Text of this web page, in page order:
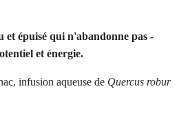
et épuisé qui n'abandonne pas -
et énergie.
infusion aqueuse de Quercus robur